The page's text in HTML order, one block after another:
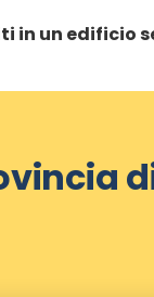
in un edificio